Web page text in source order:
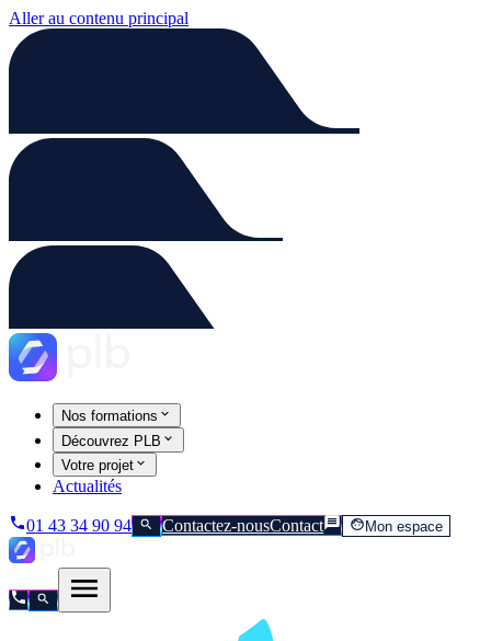
Aller au contenu principal
Nos formations
Découvrez PLB
Votre projet
Actualités
01 43 34 90 94 Contactez-nousContact Mon espace